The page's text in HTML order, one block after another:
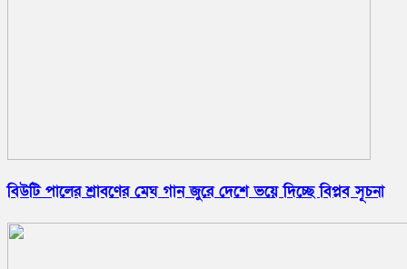
বিউটি পালের শ্রাবণের মেঘ গান জুরে দেশে ভয়ে দিচ্ছে বিপ্লব সূচনা